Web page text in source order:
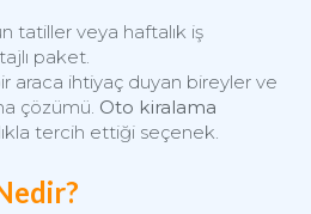
tatiller veya haftalık iş
paket.
araca ihtiyaç duyan bireyler ve
çözümü. Oto kiralama
tercih ettiği seçenek.